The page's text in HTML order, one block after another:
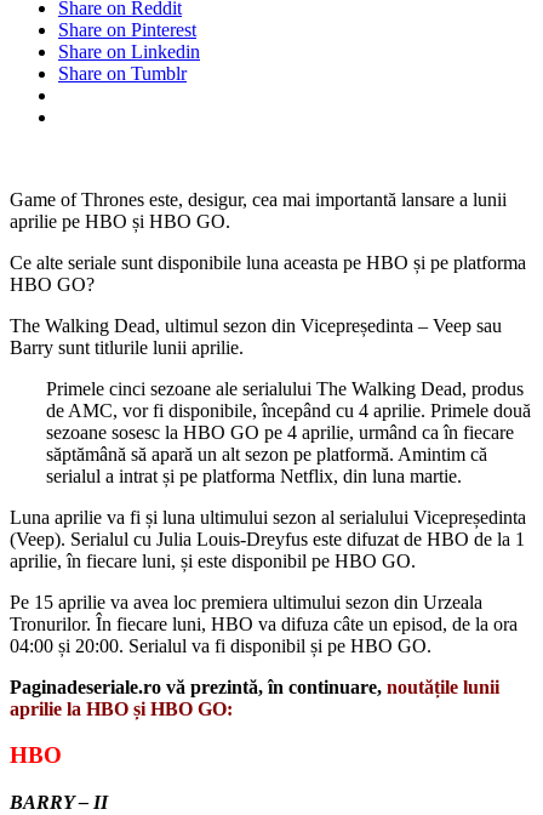
Share on Reddit
Share on Pinterest
Share on Linkedin
Share on Tumblr
Game of Thrones este, desigur, cea mai importantă lansare a lunii
aprilie pe HBO și HBO GO.
Ce alte seriale sunt disponibile luna aceasta pe HBO și pe platforma
HBO GO?
The Walking Dead, ultimul sezon din Vicepreședinta – Veep sau
Barry sunt titlurile lunii aprilie.
Primele cinci sezoane ale serialului The Walking Dead, produs
de AMC, vor fi disponibile, începând cu 4 aprilie. Primele două
sezoane sosesc la HBO GO pe 4 aprilie, urmând ca în fiecare
săptămână să apară un alt sezon pe platformă. Amintim că
serialul a intrat și pe platforma Netflix, din luna martie.
Luna aprilie va fi și luna ultimului sezon al serialului Vicepreședinta
(Veep). Serialul cu Julia Louis-Dreyfus este difuzat de HBO de la 1
aprilie, în fiecare luni, și este disponibil pe HBO GO.
Pe 15 aprilie va avea loc premiera ultimului sezon din Urzeala
Tronurilor. În fiecare luni, HBO va difuza câte un episod, de la ora
04:00 și 20:00. Serialul va fi disponibil și pe HBO GO.
Paginadeseriale.ro vă prezintă, în continuare, noutățile lunii
aprilie la HBO și HBO GO:
HBO
BARRY – II